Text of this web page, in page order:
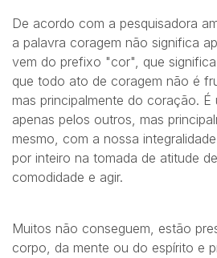
De acordo com a pesquisadora
a palavra coragem não significa
vem do prefixo "cor", que
que todo ato de coragem não é
mas principalmente do coração.
apenas pelos outros, mas
mesmo, com a nossa
por inteiro na tomada de atitude
comodidade e agir.
Muitos não conseguem, estão
corpo, da mente ou do espírito e